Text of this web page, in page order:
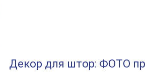
Декор для штор: ФОТО